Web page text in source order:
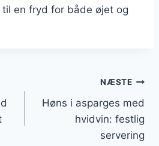
en fryd for både øjet og
NÆSTE
Høns i asparges med
hvidvin: festlig
servering